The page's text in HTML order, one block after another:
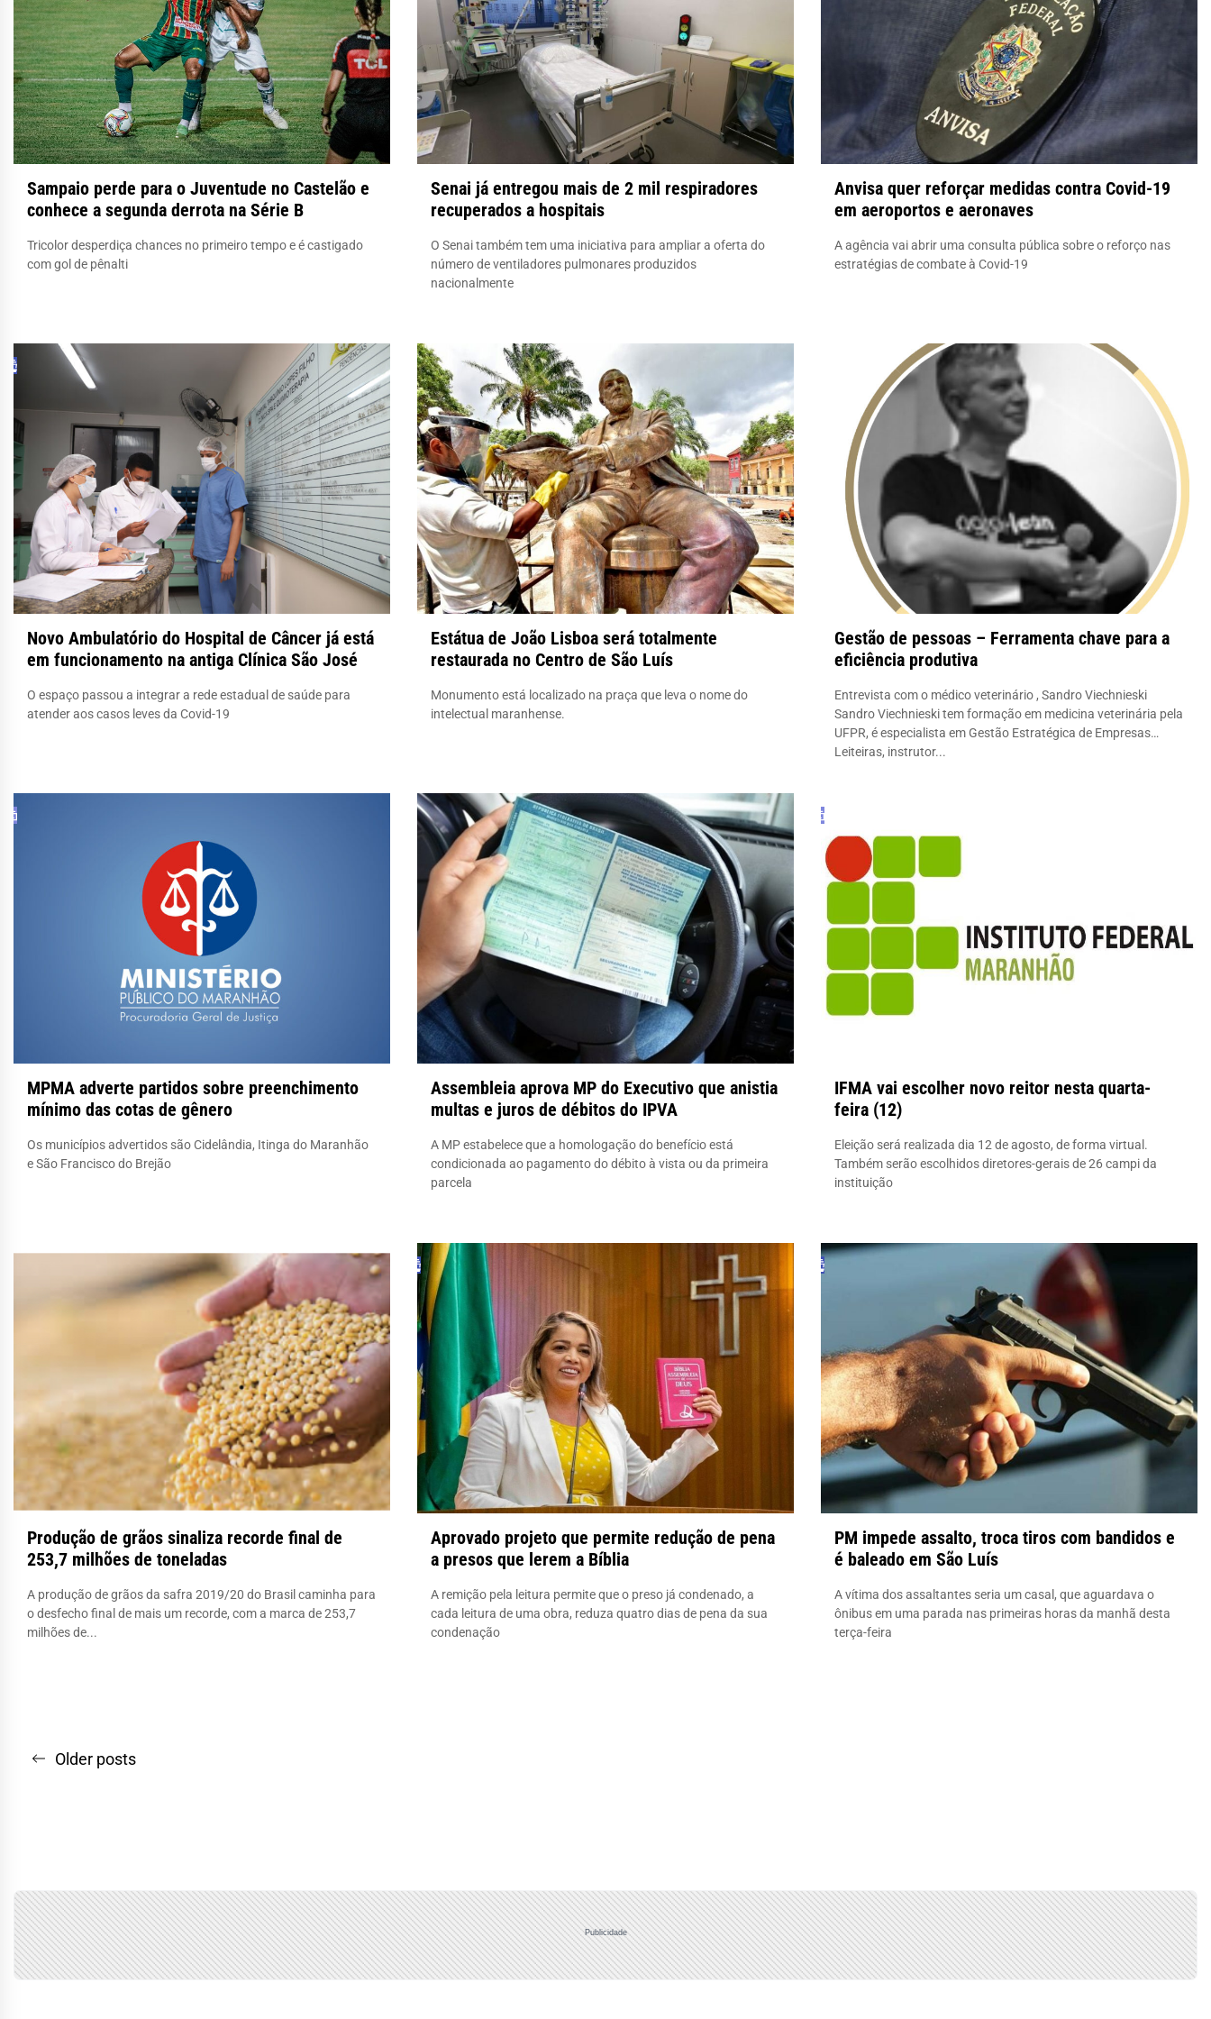
Sampaio perde para o Juventude no Castelão e
conhece a segunda derrota na Série B
Tricolor desperdiça chances no primeiro tempo e é castigado
com gol de pênalti
Senai já entregou mais de 2 mil respiradores
recuperados a hospitais
O Senai também tem uma iniciativa para ampliar a oferta do
número de ventiladores pulmonares produzidos
nacionalmente
Anvisa quer reforçar medidas contra Covid-19
em aeroportos e aeronaves
A agência vai abrir uma consulta pública sobre o reforço nas
estratégias de combate à Covid-19
Novo Ambulatório do Hospital de Câncer já está
em funcionamento na antiga Clínica São José
O espaço passou a integrar a rede estadual de saúde para
atender aos casos leves da Covid-19
Estátua de João Lisboa será totalmente
restaurada no Centro de São Luís
Monumento está localizado na praça que leva o nome do
intelectual maranhense.
Gestão de pessoas – Ferramenta chave para a
eficiência produtiva
Entrevista com o médico veterinário , Sandro Viechnieski
Sandro Viechnieski tem formação em medicina veterinária pela
UFPR, é especialista em Gestão Estratégica de Empresas
Leiteiras, instrutor...
MPMA adverte partidos sobre preenchimento
mínimo das cotas de gênero
Os municípios advertidos são Cidelândia, Itinga do Maranhão
e São Francisco do Brejão
Assembleia aprova MP do Executivo que anistia
multas e juros de débitos do IPVA
A MP estabelece que a homologação do benefício está
condicionada ao pagamento do débito à vista ou da primeira
parcela
IFMA vai escolher novo reitor nesta quarta-
feira (12)
Eleição será realizada dia 12 de agosto, de forma virtual.
Também serão escolhidos diretores-gerais de 26 campi da
instituição
Produção de grãos sinaliza recorde final de
253,7 milhões de toneladas
A produção de grãos da safra 2019/20 do Brasil caminha para
o desfecho final de mais um recorde, com a marca de 253,7
milhões de...
Aprovado projeto que permite redução de pena
a presos que lerem a Bíblia
A remição pela leitura permite que o preso já condenado, a
cada leitura de uma obra, reduza quatro dias de pena da sua
condenação
PM impede assalto, troca tiros com bandidos e
é baleado em São Luís
A vítima dos assaltantes seria um casal, que aguardava o
ônibus em uma parada nas primeiras horas da manhã desta
terça-feira
Navegação
Older posts
Publicidade